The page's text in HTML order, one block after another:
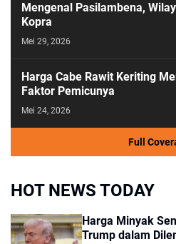
Mengenal Pasilambena,
Kopra
Mei 29, 2026
Harga Cabe Rawit Keriting
Faktor Pemicunya
Mei 24, 2026
Full
HOT NEWS TODAY
Harga Minyak
Trump dalam